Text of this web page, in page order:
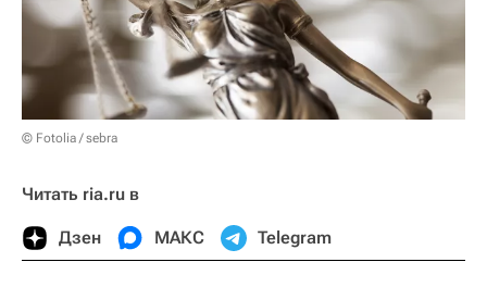
© Fotolia / sebra
Читать ria.ru в
Дзен МАКС Telegram